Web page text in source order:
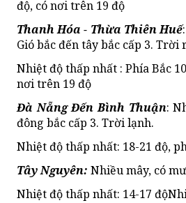
độ, có nơi trên 19 độ
Thanh Hóa - Thừa Thiên Huế
Gió bắc đến tây bắc cấp 3.
Nhiệt độ thấp nhất : Phía Bắc
nơi trên 19 độ
Đà Nẵng Đến Bình Thuận:
đông bắc cấp 3. Trời lạnh.
Nhiệt độ thấp nhất: 18-21 độ,
Tây Nguyên: Nhiều mây, có
Nhiệt độ thấp nhất: 14-17